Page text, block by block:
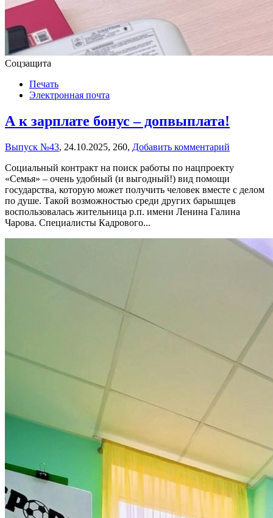
Соцзащита
Печать
Электронная почта
А к зарплате бонус – допвыплата!
Выпуск №43, 24.10.2025, 260, Добавить комментарий
Социальный контракт на поиск работы по нацпроекту
«Семья» – очень удобный (и выгодный!) вид помощи
государства, которую может получить человек вместе с делом
по душе. Такой возможностью среди других барышцев
воспользовалась жительница р.п. имени Ленина Галина
Чарова. Специалисты Кадрового...